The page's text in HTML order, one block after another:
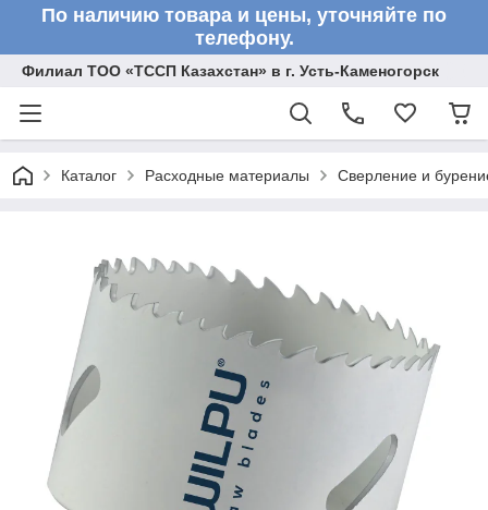
По наличию товара и цены, уточняйте по
телефону.
Филиал ТОО «ТССП Казахстан» в г. Усть-Каменогорск
Каталог Расходные материалы Сверление и